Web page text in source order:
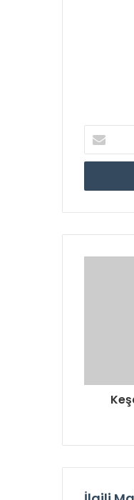
Posta
adresinizi